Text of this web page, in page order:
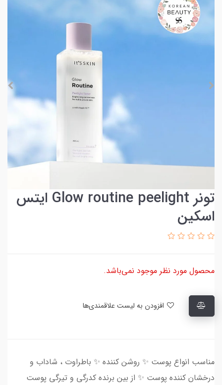
تونر Glow routine peelight ایتس
اسکین
محصول مورد نظر موجود نمی‌باشد.
مناسب انواع پوست ✨ روشن کننده ✨ باطراوت ، شاداب و
درخشان کننده پوست ✨ از بین برنده کدرگی و تیرگی پوست